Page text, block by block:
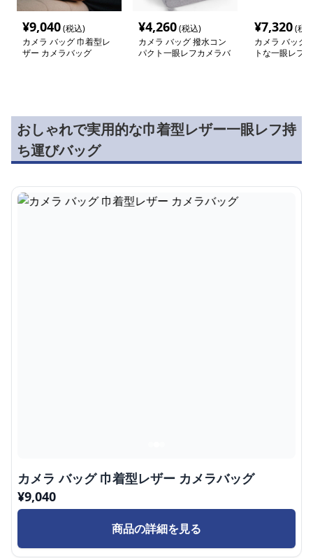
¥9,040(税込)
カメラ バッグ 巾着型レ
ザー カメラバッグ
¥4,260(税込)
カメラ バッグ 撥水コン
パクト一眼レフカメラバ
¥7,320(税
カメラ バッグ
トな一眼レフ
おしゃれで実用的な巾着型レザー一眼レフ持
ち運びバッグ
カメラ バッグ 巾着型レザー カメラバッグ
¥9,040
商品の詳細を見る